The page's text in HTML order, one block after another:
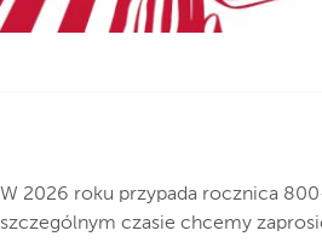
W 2026 roku przypada rocznica
szczególnym czasie chcemy